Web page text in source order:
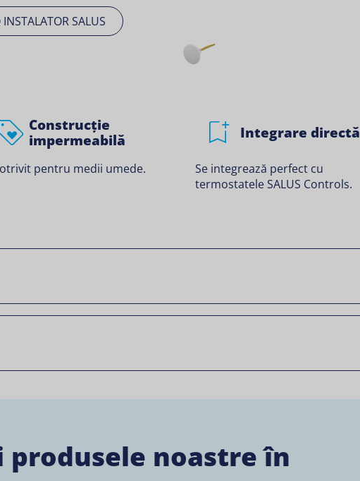
SALUS
Construcție
impermeabilă
pentru medii umede.
Integrare directă
Se integrează perfect cu
termostatele SALUS Controls.
produsele noastre în